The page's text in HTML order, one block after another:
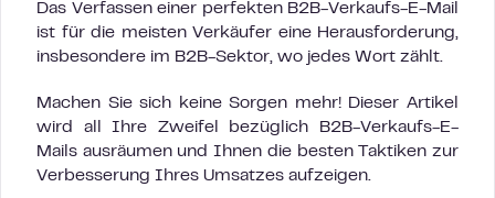
Das Verfassen einer perfekten B2B-Verkaufs-E-Mail
ist für die meisten Verkäufer eine Herausforderung,
insbesondere im B2B-Sektor, wo jedes Wort zählt.
Machen Sie sich keine Sorgen mehr! Dieser Artikel
wird all Ihre Zweifel bezüglich B2B-Verkaufs-E-
Mails ausräumen und Ihnen die besten Taktiken zur
Verbesserung Ihres Umsatzes aufzeigen.